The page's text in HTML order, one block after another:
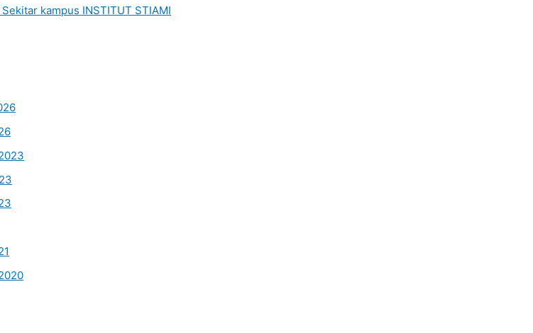
kampus INSTITUT STIAMI